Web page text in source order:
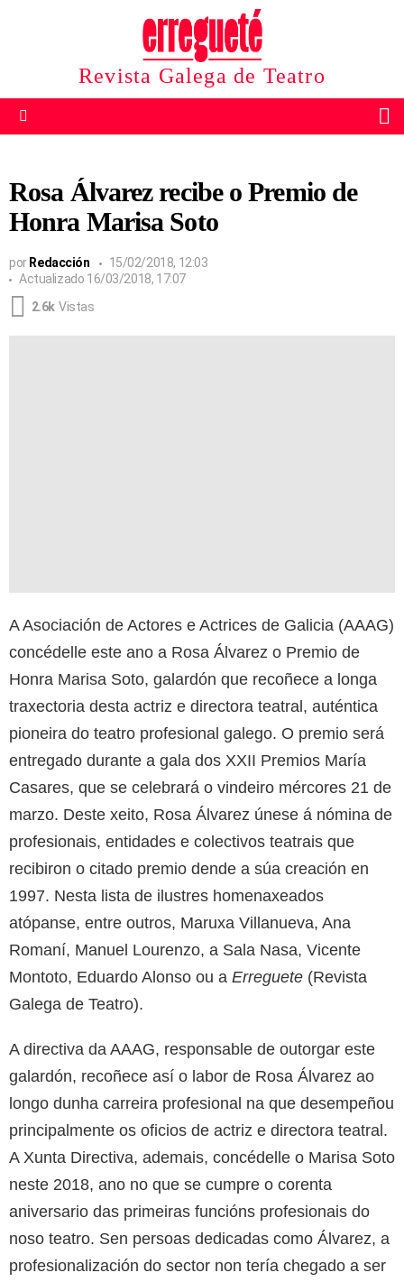
Revista Galega de Teatro
Rosa Álvarez recibe o Premio de
Honra Marisa Soto
por Redacción
15/02/2018, 12:03
Actualizado 16/03/2018, 17:07
2.6k Vistas
A Asociación de Actores e Actrices de Galicia (AAAG)
concédelle este ano a Rosa Álvarez o Premio de
Honra Marisa Soto, galardón que recoñece a longa
traxectoria desta actriz e directora teatral, auténtica
pioneira do teatro profesional galego. O premio será
entregado durante a gala dos XXII Premios María
Casares, que se celebrará o vindeiro mércores 21 de
marzo. Deste xeito, Rosa Álvarez únese á nómina de
profesionais, entidades e colectivos teatrais que
recibiron o citado premio dende a súa creación en
1997. Nesta lista de ilustres homenaxeados
atópanse, entre outros, Maruxa Villanueva, Ana
Romaní, Manuel Lourenzo, a Sala Nasa, Vicente
Montoto, Eduardo Alonso ou a Erreguete (Revista
Galega de Teatro).
A directiva da AAAG, responsable de outorgar este
galardón, recoñece así o labor de Rosa Álvarez ao
longo dunha carreira profesional na que desempeñou
principalmente os oficios de actriz e directora teatral.
A Xunta Directiva, ademais, concédelle o Marisa Soto
neste 2018, ano no que se cumpre o corenta
aniversario das primeiras funcións profesionais do
noso teatro. Sen persoas dedicadas como Álvarez, a
profesionalización do sector non tería chegado a ser